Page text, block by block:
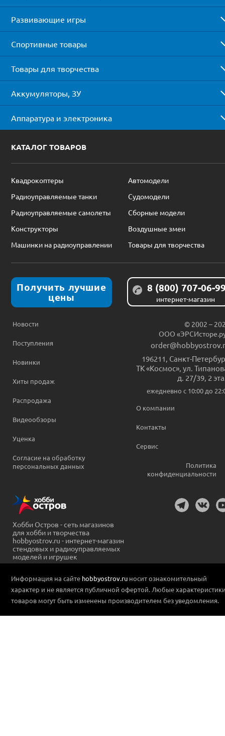
Развивающие игры
Спортивные товары
Товары для творчества
Аккумуляторы, ЗУ
Аппаратура и электроника
КАТАЛОГ ТОВАРОВ
Квадрокоптеры
Автомодели
Радиоуправляемые танки
Судомодели
Радиоуправляемые самолеты
Сборные модели
Конструкторы
Воздушные змеи
Машинки на радиоуправлении
Товары для творчества
Получить лучшие
цены
8 (800) 707-06-
интернет-магазин
Новости
Поступления
Новинки
Хиты продаж
Распродажа
Видеообзоры
Уценка
Согласие на обработку
персональных данных
© 2002 –
ООО
196211 Санкт-
ТК «Космос», ул.
д. 27/39, 2
ежедневно c 10:00 до
О компании
Контакты
Сервис
Политика
конфиденциальности
Хобби Остров - сеть магазинов
для хобби и творчества
hobbyostrov.ru - интернет-магазин
стендовых и радиоуправляемых
моделей и игрушек
Информация на сайте hobbyostrov.ru носит ознакомительный
характер и не является публичной офертой. Любые
товаров могут быть изменены производителем без уведомления.